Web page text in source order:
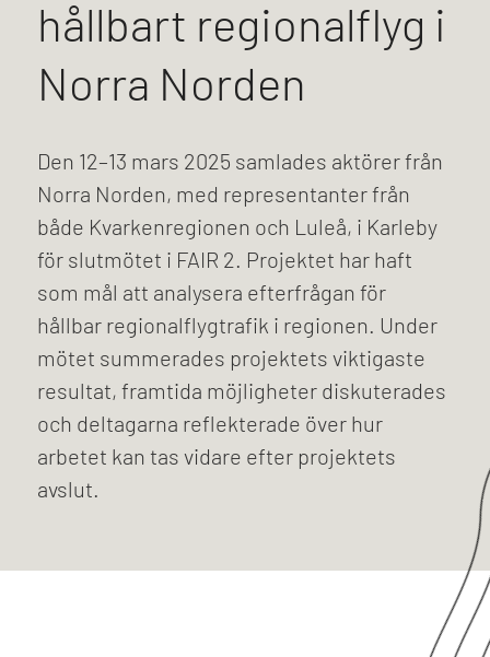
hållbart regionalflyg i
Norra Norden
Den 12–13 mars 2025 samlades aktörer från
Norra Norden, med representanter från
både Kvarkenregionen och Luleå, i Karleby
för slutmötet i FAIR 2. Projektet har haft
som mål att analysera efterfrågan för
hållbar regionalflygtrafik i regionen. Under
mötet summerades projektets viktigaste
resultat, framtida möjligheter diskuterades
och deltagarna reflekterade över hur
arbetet kan tas vidare efter projektets
avslut.